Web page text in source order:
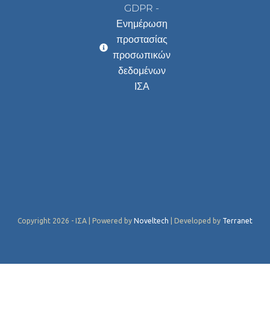
GDPR -
Ενημέρωση
προστασίας
προσωπικών
δεδομένων
ΙΣΑ
Copyright 2026 - ΙΣΑ | Powered by Noveltech | Developed by Terranet